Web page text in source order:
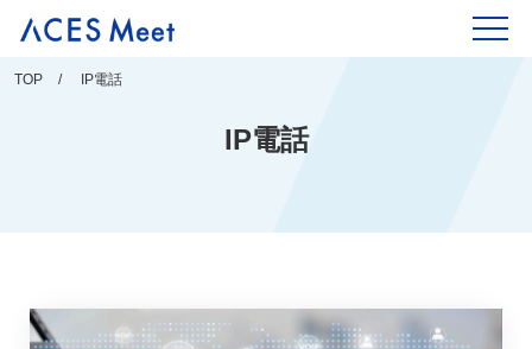
content
IP電話
TOP IP電話